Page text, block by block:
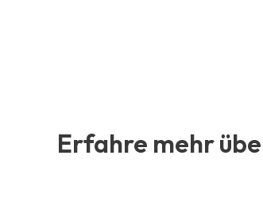
Erfahre mehr